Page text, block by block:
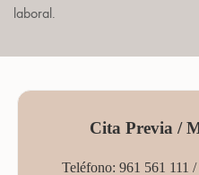
laboral.
Cita Previa /
Teléfono: 961 561 111